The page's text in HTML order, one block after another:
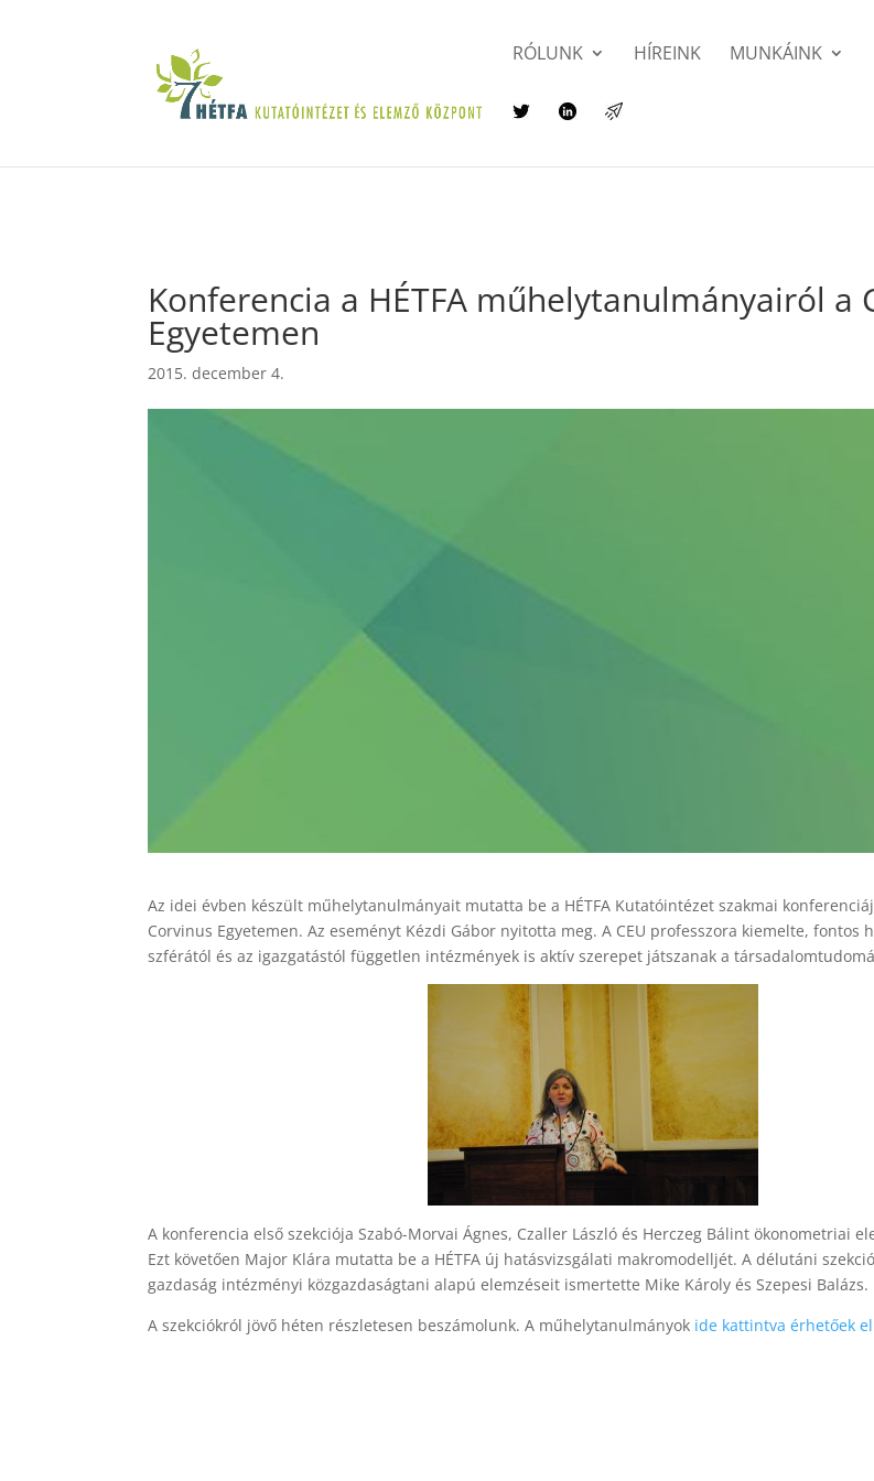
RÓLUNK HÍREINK MUNKÁINK
Konferencia a HÉTFA műhelytanulmányairól a
Egyetemen
2015. december 4.
Az idei évben készült műhelytanulmányait mutatta be a HÉTFA Kutatóintézet szakmai
Corvinus Egyetemen. Az eseményt Kézdi Gábor nyitotta meg. A CEU professzora kiemelte, fontos
szférától és az igazgatástól független intézmények is aktív szerepet játszanak a
A konferencia első szekciója Szabó-Morvai Ágnes, Czaller László és Herczeg Bálint ökonometriai
Ezt követően Major Klára mutatta be a HÉTFA új hatásvizsgálati makromodelljét. A délutáni
gazdaság intézményi közgazdaságtani alapú elemzéseit ismertette Mike Károly és Szepesi Balázs.
A szekciókról jövő héten részletesen beszámolunk. A műhelytanulmányok ide kattintva érhetőek